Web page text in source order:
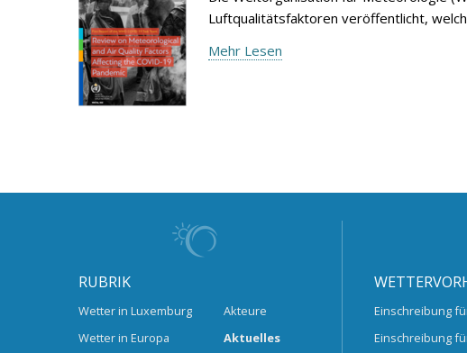
Luftqualitätsfaktoren veröffentlicht,
Mehr Lesen
RUBRIK
Wetter in Luxemburg
Wetter in Europa
Akteure
Aktuelles
Einschreibung
Einschreibung